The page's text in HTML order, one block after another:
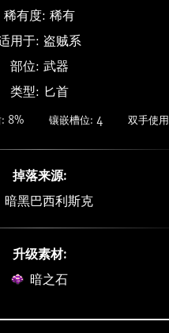
稀有度: 稀有
用于: 盗贼系
部位: 武器
类型: 匕首
8% 镶嵌槽位: 4 双手使用
掉落来源:
暗黑巴西利斯克
升级素材:
暗之石